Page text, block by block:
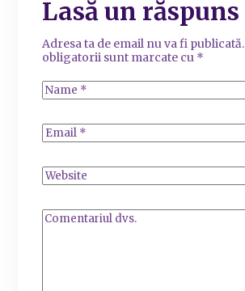
Lasă un răspuns
Adresa ta de email nu va fi publicată.
obligatorii sunt marcate cu *